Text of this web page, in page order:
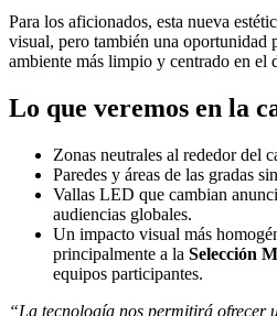
Para los aficionados, esta nueva
visual, pero también una oportunidad
ambiente más limpio y centrado en el
Lo que veremos en la
Zonas neutrales al rededor del
Paredes y áreas de las gradas
Vallas LED que cambian
audiencias globales.
Un impacto visual más
principalmente a la Selección
equipos participantes.
“La tecnología nos permitirá ofrecer